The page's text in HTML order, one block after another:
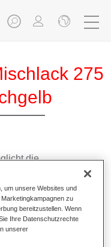
275
die
Permasolid HS
für die Pkw-
Verarbeitung in 1,5
um unsere Websites und
zu
bereitzustellen. Wenn
Ihre Datenschutzrechte
unserer